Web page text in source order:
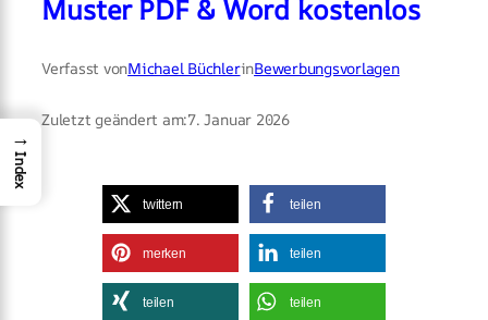
Muster PDF & Word kostenlos
Verfasst vonMichael BüchlerinBewerbungsvorlagen
Zuletzt geändert am:7. Januar 2026
twittern teilen
merken teilen
teilen teilen
→
Index